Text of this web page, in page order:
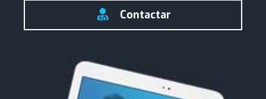
Contactar